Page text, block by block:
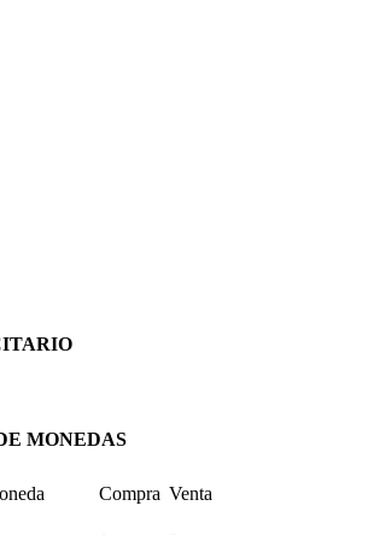
MONEDAS
Compra Venta